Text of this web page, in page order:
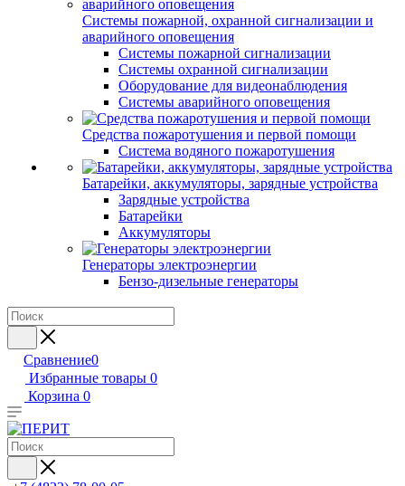
Системы пожарной, охранной сигнализации и
аварийного оповещения
Системы пожарной сигнализации
Системы охранной сигнализации
Оборудование для видеонаблюдения
Системы аварийного оповещения
Средства пожаротушения и первой помощи
Система водяного пожаротушения
Батарейки, аккумуляторы, зарядные устройства
Зарядные устройства
Батарейки
Аккумуляторы
Генераторы электроэнергии
Бензо-дизельные генераторы
Сравнение0
Избранные товары 0
Корзина 0